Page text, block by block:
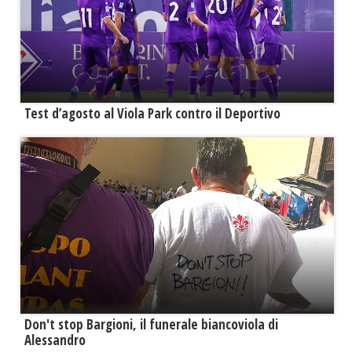
Test d’agosto al Viola Park contro il Deportivo
Don't stop Bargioni, il funerale biancoviola di
Alessandro